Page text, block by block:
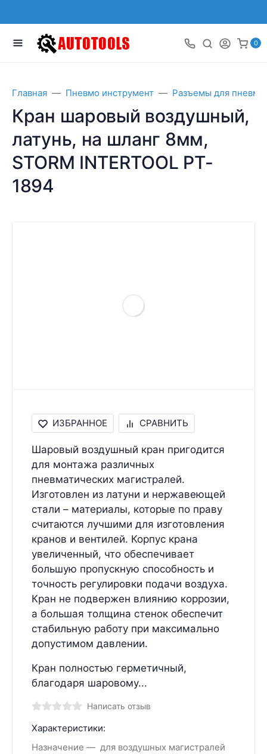
0
Главная Пневмо инструмент Разъемы для
Кран шаровый воздушный,
латунь, на шланг 8мм,
STORM INTERTOOL PT-
1894
ИЗБРАННОЕ СРАВНИТЬ
Шаровый воздушный кран пригодится
для монтажа различных
пневматических магистралей.
Изготовлен из латуни и нержавеющей
стали – материалы, которые по праву
считаются лучшими для изготовления
кранов и вентилей. Корпус крана
увеличенный, что обеспечивает
большую пропускную способность и
точность регулировки подачи воздуха.
Кран не подвержен влиянию коррозии,
а большая толщина стенок обеспечит
стабильную работу при максимально
допустимом давлении.
Кран полностью герметичный,
благодаря шаровому...
Написать отзыв
Характеристики:
Назначение
для воздушных магистралей